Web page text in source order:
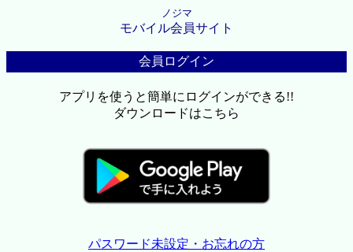
ノジマ
モバイル会員サイト
会員ログイン
アプリを使うと簡単にログインができる!!
ダウンロードはこちら
パスワード未設定・お忘れの方